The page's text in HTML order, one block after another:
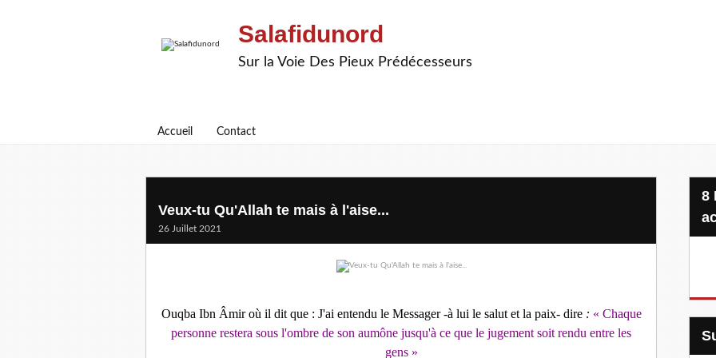
Salafidunord
Sur la Voie Des Pieux Prédécesseurs
Accueil Contact
Veux-tu Qu'Allah te mais à l'aise...
26 Juillet 2021
Ouqba Ibn Âmir où il dit que : J'ai entendu le Messager -à lui le salut et la paix- dire : « Chaque
personne restera sous l'ombre de son aumône jusqu'à ce que le jugement soit rendu entre les
gens »
8 Projets, 20 €, une seule